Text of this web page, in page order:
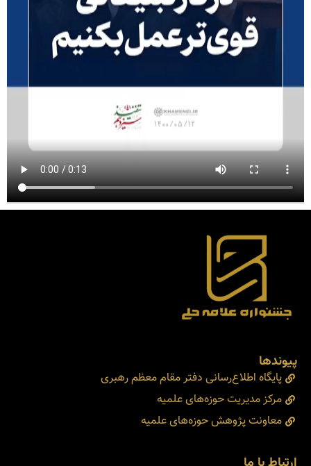
پیوندها
پایگاه اطلاع‌رسانی دفتر مقام معظم رهبری
مرکز مدیریت حوزه‌های علمیه
معاونت پژوهش حوزه‌های علمیه